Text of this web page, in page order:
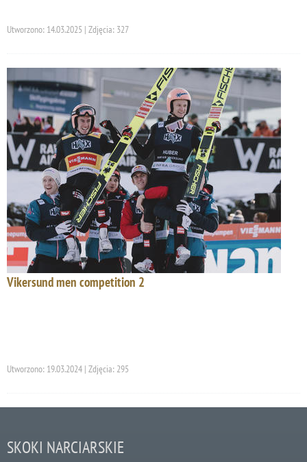
Utworzono: 14.03.2025 | Zdjęcia: 327
Vikersund men competition 2
Utworzono: 19.03.2024 | Zdjęcia: 295
SKOKI NARCIARSKIE